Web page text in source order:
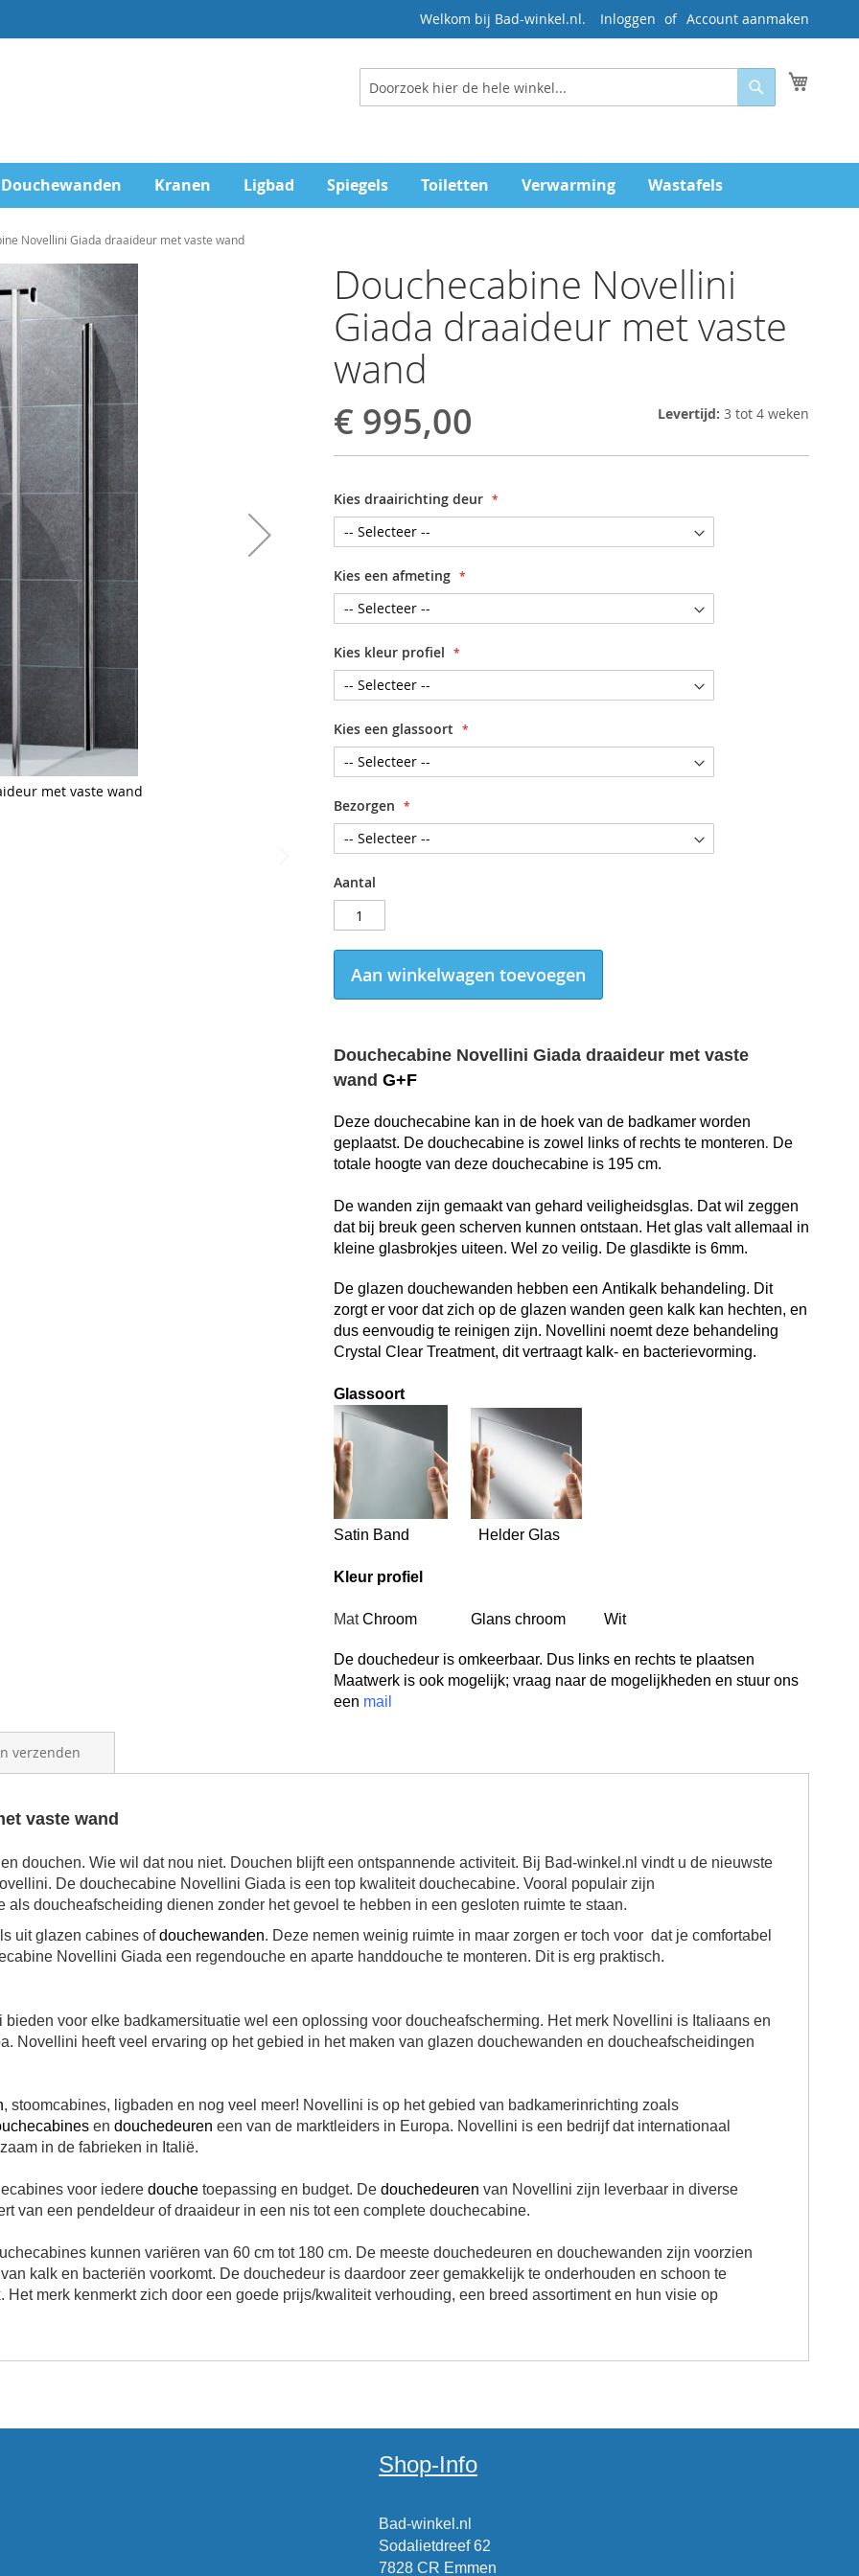
Welkom bij Bad-winkel.nl. Inloggen Account aanmaken
Zoeken
Zoeken
Douchewanden Kranen Ligbad Spiegels Toiletten Verwarming Wastafels
Novellini Giada draaideur met vaste wand
Douchecabine Novellini
Giada draaideur met vaste
wand
€ 995,00 Levertijd: 3 tot 4 weken
Kies draairichting deur
Kies een afmeting
Kies kleur profiel
Kies een glassoort
Bezorgen
Aantal
Aan winkelwagen toevoegen
Douchecabine Novellini Giada draaideur met vaste
wand G+F
Deze douchecabine kan in de hoek van de badkamer worden
geplaatst. De douchecabine is zowel links of rechts te monteren. De
totale hoogte van deze douchecabine is 195 cm.
De wanden zijn gemaakt van gehard veiligheidsglas. Dat wil zeggen
dat bij breuk geen scherven kunnen ontstaan. Het glas valt allemaal in
kleine glasbrokjes uiteen. Wel zo veilig. De glasdikte is 6mm.
De glazen douchewanden hebben een Antikalk behandeling. Dit
zorgt er voor dat zich op de glazen wanden geen kalk kan hechten, en
dus eenvoudig te reinigen zijn. Novellini noemt deze behandeling
Crystal Clear Treatment, dit vertraagt kalk- en bacterievorming.
Glassoort
Satin Band Helder Glas
Kleur profiel
MatChroom Glans chroom Wit
De douchedeur is omkeerbaar. Dus links en rechts te plaatsen
Maatwerk is ook mogelijk; vraag naar de mogelijkheden en stuur ons
een mail
met vaste wand
vaste wand
douchen. Wie wil dat nou niet. Douchen blijft een ontspannende activiteit. Bij Bad-winkel.nl vindt u de nieuwste
De douchecabine Novellini Giada is een top kwaliteit douchecabine. Vooral populair zijn
als doucheafscheiding dienen zonder het gevoel te hebben in een gesloten ruimte te staan.
uit glazen cabines ofdouchewanden. Deze nemen weinig ruimte in maar zorgen er toch voor dat je comfortabel
Novellini Giada een regendouche en aparte handdouche te monteren. Dit is erg praktisch.
bieden voor elke badkamersituatie wel een oplossing voor doucheafscherming. Het merk Novellini is Italiaans en
Novellini heeft veel ervaring op het gebied in het maken van glazen douchewanden en doucheafscheidingen
, stoomcabines, ligbaden en nog veel meer! Novellini is op het gebied van badkamerinrichting zoals
en douchedeuren een van de marktleiders in Europa. Novellini is een bedrijf dat internationaal
in de fabrieken in Italië.
voor iedere douche toepassing en budget. De douchedeuren van Novellini zijn leverbaar in diverse
van een pendeldeur of draaideur in een nis tot een complete douchecabine.
kunnen variëren van 60 cm tot 180 cm. De meeste douchedeuren en douchewanden zijn voorzien
kalk en bacteriën voorkomt. De douchedeur is daardoor zeer gemakkelijk te onderhouden en schoon te
merk kenmerkt zich door een goede prijs/kwaliteit verhouding, een breed assortiment en hun visie op
verzenden
Shop-Info
Bad-winkel.nl
Sodalietdreef 62
7828 CR Emmen